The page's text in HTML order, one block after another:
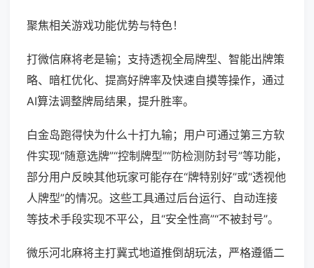
聚焦相关游戏功能优势与特色！
打微信麻将老是输；支持透视全局牌型、智能出牌策
略、暗杠优化、提高好牌率及快速自摸等操作，通过
AI算法调整牌局结果，提升胜率。
白金岛跑得快为什么十打九输；用户可通过第三方软
件实现“随意选牌”“控制牌型”“防检测防封号”等功能，
部分用户反映其他玩家可能存在“牌特别好”或“透视他
人牌型”的情况。这些工具通过后台运行、自动连接
等技术手段实现不平公，且“安全性高”“不被封号”。
微乐河北麻将主打冀式地道推倒胡玩法，严格遵循二